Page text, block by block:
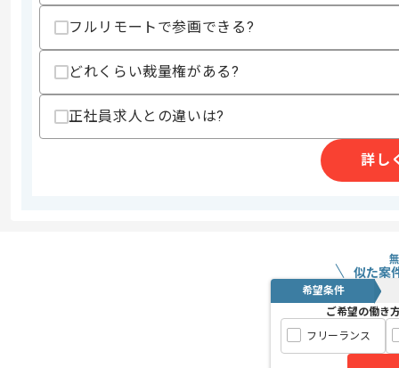
・技術が好きな方
・能動的な方
スキルに不安がある方へ
上記に似た経験やスキルをお持ちであれば申
1回
1人
2014/12/08
フルリモートで参画できる?
どれくらい裁量権がある?
正社員求人との違いは?
詳し
似た案
希望条件
ご希望の働き
フリーランス